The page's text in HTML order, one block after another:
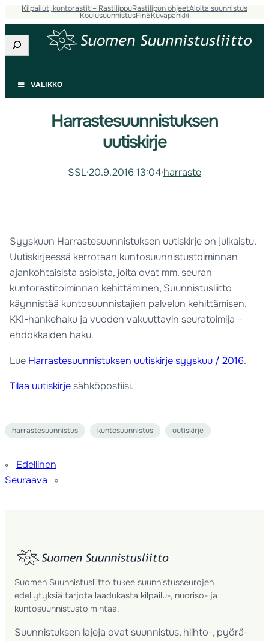
Kilpailut, kuntorastit – RastilippuRastilipun ohjeetAloita suunnistus
KoulusuunnistusFin5Kuvapankki
Etsi
VALIKKO
Harrastesuunnistuksen
uutiskirje
SSL·20.9.2016 13:04·harraste
Syyskuun Harrastesuunnistuksen uutiskirje on julkaistu.
Uutiskirjeessä kerrotaan kuntosuunnistustoiminnan
ajankohtaisista asioista, joita ovat mm. seuran
kuntorastitoiminnan kehittäminen, Suunnistusliitto
käynnistää kuntosuunnistajien palvelun kehittämisen,
KKI-hankehaku ja vuoden vakuuttavin seuratoimija –
ehdokkaiden haku.
Lue Harrastesuunnistuksen uutiskirje syyskuu / 2016.
Tilaa uutiskirje sähköpostiisi.
harrastesuunnistus kuntosuunnistus uutiskirje
«
Edellinen
Seuraava
»
Suomen Suunnistusliitto tukee suunnistusseurojen
edellytyksiä tarjota laadukasta kilpailu-, nuoriso- ja
kuntosuunnistustoimintaa.
Suunnistuksen lajeja ovat suunnistus, hiihto-, pyörä-